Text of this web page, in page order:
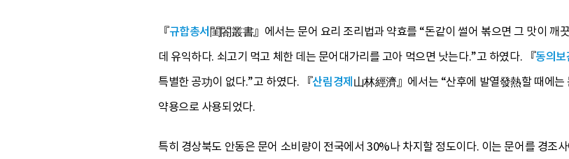
『규합총서閨閤叢書』에서는 문어 요리 조리법과 약효를 “돈같이 썰어 볶으면 그 맛이
데 유익하다. 쇠고기 먹고 체한 데는 문어대가리를 고아 먹으면 낫는다.”고 하였다. 『동의보
특별한 공功이 없다.”고 하였다. 『산림경제山林經濟』에서는 “산후에 발열發熱할 때에
약용으로 사용되었다.
특히 경상북도 안동은 문어 소비량이 전국에서 30%나 차지할 정도이다. 이는 문어를 경조